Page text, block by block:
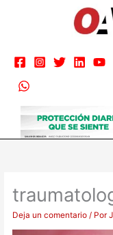
Deja un comentario / Por